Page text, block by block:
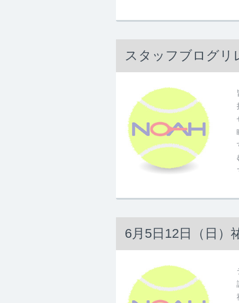
スタッフブログ
6月5日12日（日）